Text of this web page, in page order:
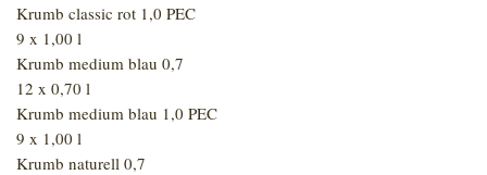
Krumb classic rot 1,0 PEC
9 x 1,00 l
Krumb medium blau 0,7
12 x 0,70 l
Krumb medium blau 1,0 PEC
9 x 1,00 l
Krumb naturell 0,7